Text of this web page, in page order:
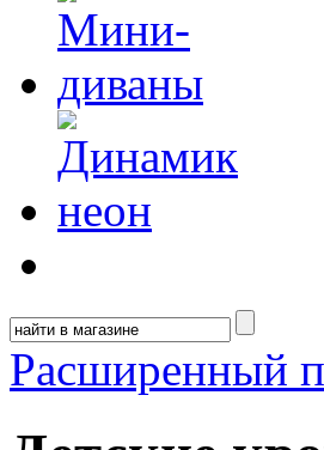
Расширенный